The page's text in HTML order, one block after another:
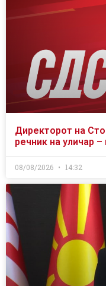
Директорот на
речник на уличар
08/08/2026 14:32